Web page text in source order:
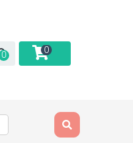
0 0